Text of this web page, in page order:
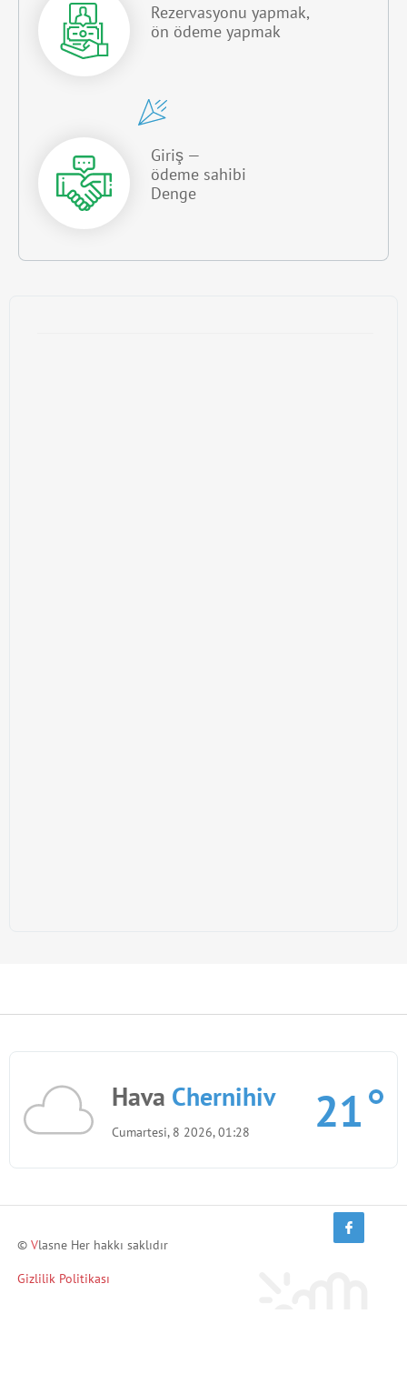
Rezervasyonu yapmak,
ön ödeme yapmak
Giriş —
ödeme sahibi
Denge
Hava Chernihiv
Cumartesi, 8 2026, 01:28 21
© Vlasne Her hakkı saklıdır
Gizlilik Politikası